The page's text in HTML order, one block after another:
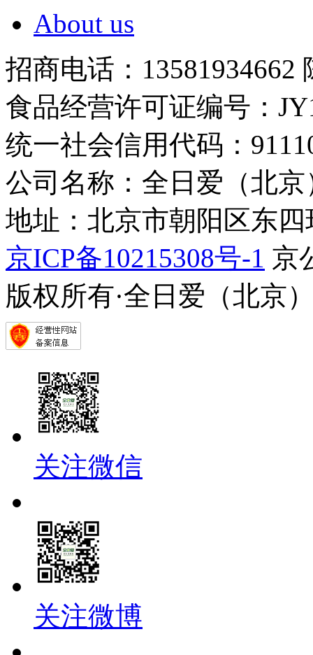
About us
招商电话：13581934662
食品经营许可证编号：
统一社会信用代码：
公司名称：全日爱（北
地址：北京市朝阳区东
京ICP备10215308号-1 京
版权所有·全日爱（北京
关注微信
关注微博